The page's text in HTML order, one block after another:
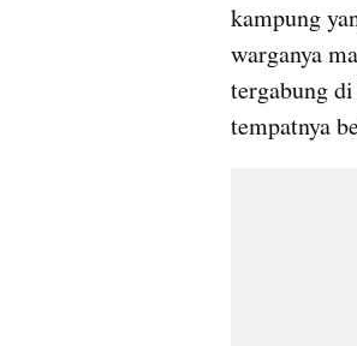
kampung
warganya
tergabung
tempatnya